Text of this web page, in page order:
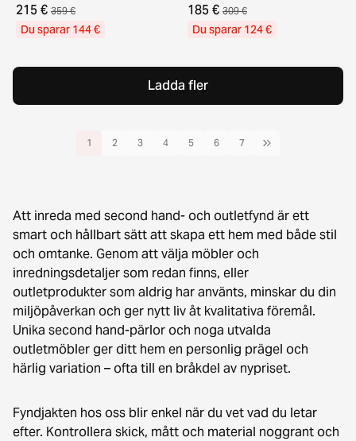
215 € 359 €
Du sparar 144 €
185 € 309 €
Du sparar 124 €
Ladda fler
1 2 3 4 5 6 7
Att inreda med second hand- och outletfynd är ett
smart och hållbart sätt att skapa ett hem med både stil
och omtanke. Genom att välja möbler och
inredningsdetaljer som redan finns, eller
outletprodukter som aldrig har använts, minskar du din
miljöpåverkan och ger nytt liv åt kvalitativa föremål.
Unika second hand-pärlor och noga utvalda
outletmöbler ger ditt hem en personlig prägel och
härlig variation – ofta till en bråkdel av nypriset.
Fyndjakten hos oss blir enkel när du vet vad du letar
efter. Kontrollera skick, mått och material noggrant och